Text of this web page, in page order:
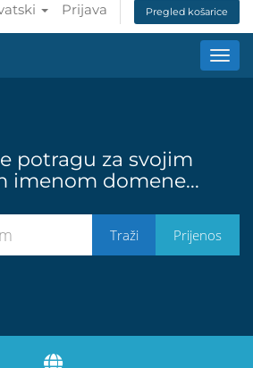
Prijava Pregled košarice
potragu za svojim
imenom domene...